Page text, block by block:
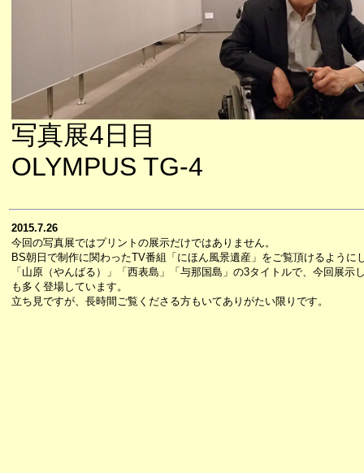
写真展4日目
OLYMPUS TG-4
2015.7.26
今回の写真展ではプリントの展示だけではありません。
BS朝日で制作に関わったTV番組「にほん風景遺産」をご覧頂けるように
「山原（やんばる）」「西表島」「与那国島」の3タイトルで、今回展示
も多く登場しています。
立ち見ですが、長時間ご覧くださる方もいてありがたい限りです。